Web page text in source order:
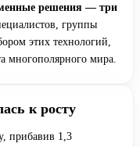
решения — три
группы
этих технологий,
многополярного мира.
к росту
прибавив 1,3